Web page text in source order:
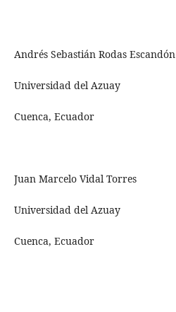
Andrés Sebastián Rodas Escandón
Universidad del Azuay
Cuenca, Ecuador
Juan Marcelo Vidal Torres
Universidad del Azuay
Cuenca, Ecuador